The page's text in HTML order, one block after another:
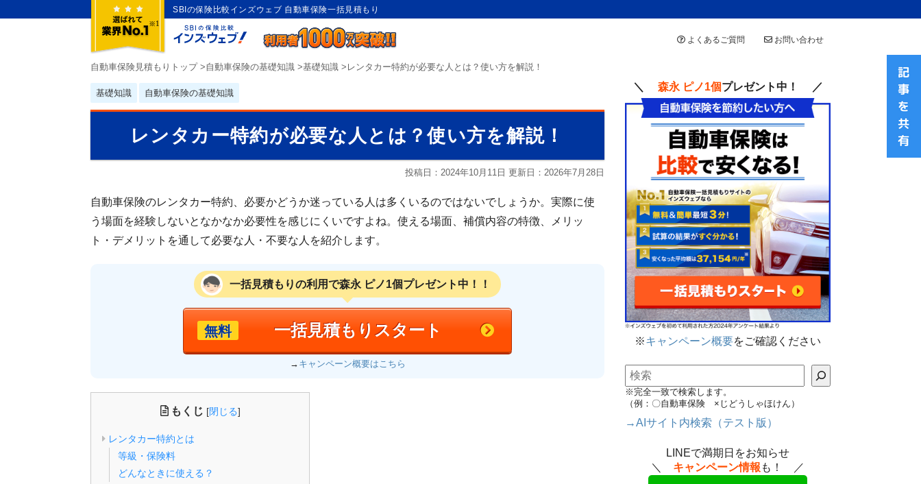
SBIの保険比較インズウェブ 自動車保険一括見積もり
よくあるご質問 お問い合わせ
自動車保険見積もりトップ>自動車保険の基礎知識 >基礎知識 > レンタカー特約が必要な人とは？使い方を解説！
基礎知識 自動車保険の基礎知識
レンタカー特約が必要な人とは？使い方を解説！
投稿日：2024年10月11日 更新日： 2026年7月28日
自動車保険のレンタカー特約、必要かどうか迷っている人は多くいるのではないでしょうか。実際に使
う場面を経験しないとなかなか必要性を感じにくいですよね。使える場面、補償内容の特徴、メリッ
ト・デメリットを通して必要な人・不要な人を紹介します。
一括見積もりの利用で森永 ピノ1個プレゼント中！！
無料 一括見積もりスタート
→ キャンペーン概要はこちら
もくじ [閉じる]
レンタカー特約とは
等級・保険料
どんなときに使える？
＼ 森永 ピノ1個プレゼント中！ ／
※キャンペーン概要をご確認ください
検索
※完全一致で検索します。
（例：〇自動車保険 ×じどうしゃほけん）
→AIサイト内検索（テスト版）
LINEで満期日をお知らせ
＼ キャンペーン情報 も！ ／